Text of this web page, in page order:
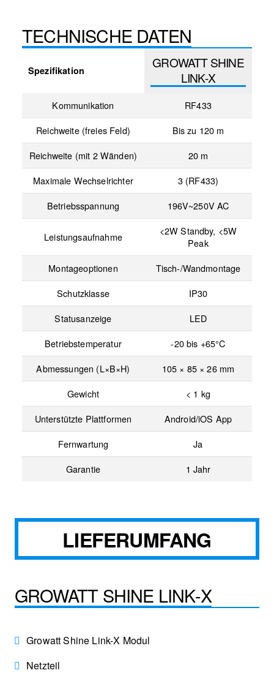
TECHNISCHE DATEN
Spezifikation
GROWATT SHINE
LINK-X
Kommunikation
RF433
Reichweite (freies Feld)
Bis zu 120 m
Reichweite (mit 2 Wänden)
20 m
Maximale Wechselrichter
3 (RF433)
Betriebsspannung
196V~250V AC
Leistungsaufnahme
<2W Standby, <5W
Peak
Montageoptionen
Tisch-/Wandmontage
Schutzklasse
IP30
Statusanzeige
LED
Betriebstemperatur
-20 bis +65°C
Abmessungen (L×B×H)
105 × 85 × 26 mm
Gewicht
< 1 kg
Unterstützte Plattformen
Android/iOS App
Fernwartung
Ja
Garantie
1 Jahr
LIEFERUMFANG
GROWATT SHINE LINK-X
Growatt Shine Link-X Modul
Netzteil